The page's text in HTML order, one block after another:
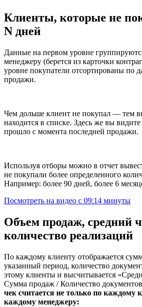
Клиенты, которые не
N дней
Данные на первом уровне
менеджеру (берется из карточки
уровне покупатели отсортированы по
продажи.
Чем дольше клиент не покупал — тем
находится в списке. Здесь же вы
прошло с момента последней продажи.
Используя отборы можно в отчет
не покупали более определенного
Например: более 90 дней, более 6
Посмотреть на видео с 09:14 минуты
Объем продаж, средний
количество реализаций
По каждому клиенту отображается
указанный период, количество
этому клиенты и высчитывается
Сумма продаж / Количество
чек считается не только по каждому
каждому менеджеру: